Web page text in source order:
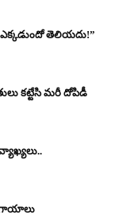
తెలియదు!”
కట్టేసి మరీ దోపిడీ
గాయాలు